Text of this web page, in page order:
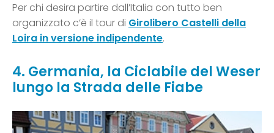
Per chi desira partire dall’Italia con tutto ben
organizzato c’è il tour di Girolibero Castelli della
Loira in versione indipendente.
4. Germania, la Ciclabile del Weser
lungo la Strada delle Fiabe